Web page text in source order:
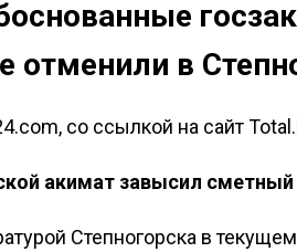
отменили в
со ссылкой на сайт
акимат завысил
Степногорска в